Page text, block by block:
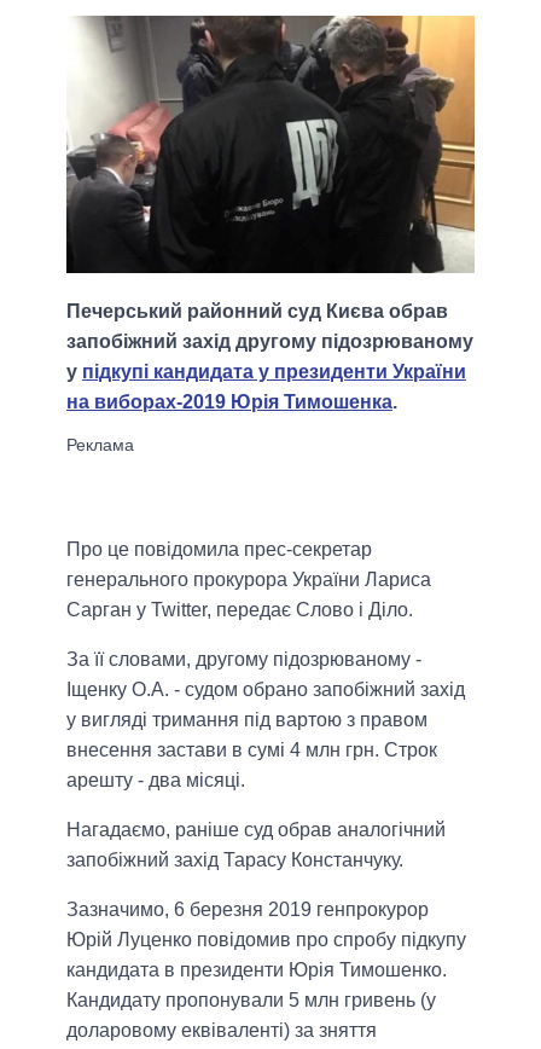
Печерський районний суд Києва обрав
запобіжний захід другому підозрюваному
у підкупі кандидата у президенти України
на виборах-2019 Юрія Тимошенка.
Про це повідомила прес-секретар
генерального прокурора України Лариса
Сарган у Twitter, передає Слово і Діло.
За її словами, другому підозрюваному -
Іщенку О.А. - судом обрано запобіжний захід
у вигляді тримання під вартою з правом
внесення застави в сумі 4 млн грн. Строк
арешту - два місяці.
Нагадаємо, раніше суд обрав аналогічний
запобіжний захід Тарасу Констанчуку.
Зазначимо, 6 березня 2019 генпрокурор
Юрій Луценко повідомив про спробу підкупу
кандидата в президенти Юрія Тимошенко.
Кандидату пропонували 5 млн гривень (у
доларовому еквіваленті) за зняття